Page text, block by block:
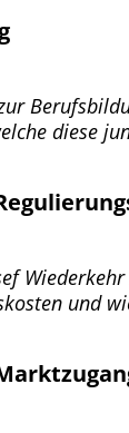
diese
und